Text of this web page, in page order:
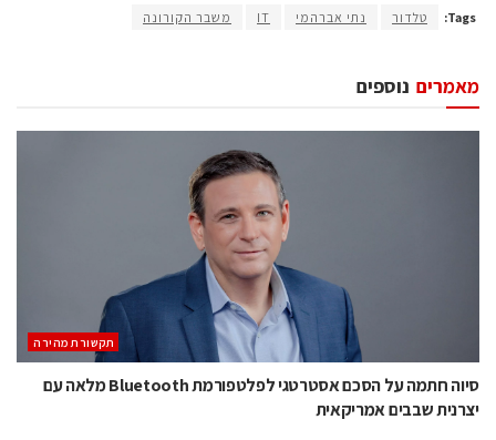
Tags: טלדור נתי אברהמי IT משבר הקורונה
נוספים מאמרים
תקשורת מהירה
סיוה חתמה על הסכם אסטרטגי לפלטפורמת Bluetooth מלאה עם
יצרנית שבבים אמריקאית